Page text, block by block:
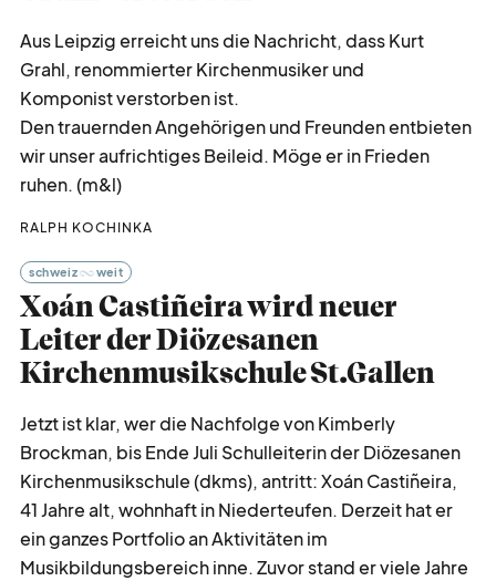
Aus Leipzig erreicht uns die Nachricht, dass Kurt
Grahl, renommierter Kirchenmusiker und
Komponist verstorben ist.
Den trauernden Angehörigen und Freunden entbieten
wir unser aufrichtiges Beileid. Möge er in Frieden
ruhen. (m&l)
RALPH KOCHINKA
schweiz weit
Xoán Castiñeira wird neuer
Leiter der Diözesanen
Kirchenmusikschule St.Gallen
Jetzt ist klar, wer die Nachfolge von Kimberly
Brockman, bis Ende Juli Schulleiterin der Diözesanen
Kirchenmusikschule (dkms), antritt: Xoán Castiñeira,
41 Jahre alt, wohnhaft in Niederteufen. Derzeit hat er
ein ganzes Portfolio an Aktivitäten im
Musikbildungsbereich inne. Zuvor stand er viele Jahre